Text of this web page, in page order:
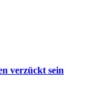
verzückt sein